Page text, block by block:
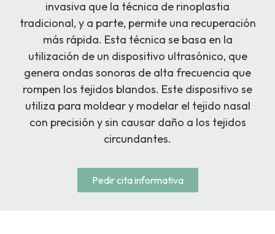
invasiva que la técnica de rinoplastia
tradicional, y a parte, permite una recuperación
más rápida. Esta técnica se basa en la
utilización de un dispositivo ultrasónico, que
genera ondas sonoras de alta frecuencia que
rompen los tejidos blandos. Este dispositivo se
utiliza para moldear y modelar el tejido nasal
con precisión y sin causar daño a los tejidos
circundantes.
Pedir cita informativa